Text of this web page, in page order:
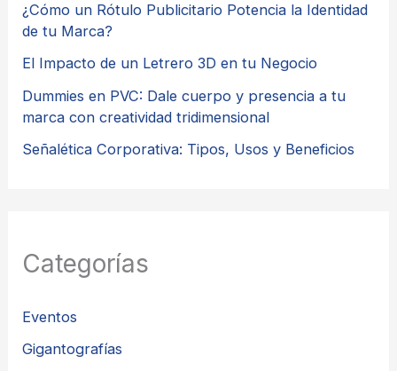
¿Cómo un Rótulo Publicitario Potencia la Identidad
de tu Marca?
El Impacto de un Letrero 3D en tu Negocio
Dummies en PVC: Dale cuerpo y presencia a tu
marca con creatividad tridimensional
Señalética Corporativa: Tipos, Usos y Beneficios
Categorías
Eventos
Gigantografías